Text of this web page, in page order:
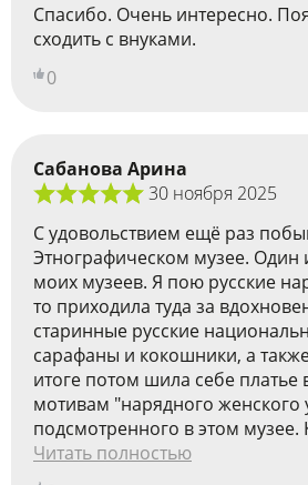
Спасибо. Очень интересно.
сходить с внуками.
0
Сабанова Арина
30 ноября 2025
С удовольствием ещё раз
Этнографическом музее.
моих музеев. Я пою русские
то приходила туда за
старинные русские
сарафаны и кокошники, а
итоге потом шила себе платье
мотивам "нарядного женского
подсмотренного в этом музее.
Читать полностью